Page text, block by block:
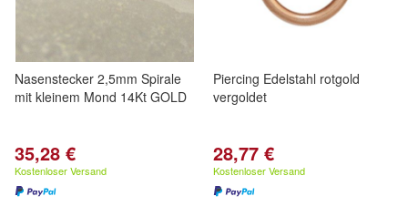
Nasenstecker 2,5mm Spirale
mit kleinem Mond 14Kt GOLD
35,28 €
Kostenloser Versand
Piercing Edelstahl rotgold
vergoldet
28,77 €
Kostenloser Versand